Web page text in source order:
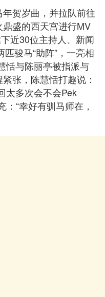
贺岁曲，并拉队前往
盛的西天宫进行MV
近30位主持人、新闻
骏马“助阵”，一亮相
恬与陈丽亭被指派与
张，陈慧恬打趣说：
太多次会不会Pek
“幸好有驯马师在，